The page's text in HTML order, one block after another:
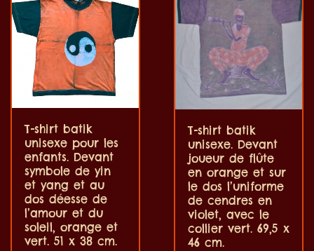
machine à laver à 40°C. Il
ne fait pas sortir de
couleur. Les t-shirts sont
100% coton.
T-shirt batik
unisexe pour les
enfants. Devant
symbole de yin
et yang et au
dos déesse de
l’amour et du
soleil, orange et
vert. 51 x 38 cm.
T-shirt batik
unisexe. Devant
joueur de flûte
en orange et sur
le dos l’uniforme
de cendres en
violet, avec le
collier vert. 69,5 x
46 cm.